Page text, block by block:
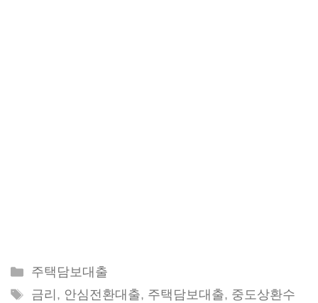
Categories
주택담보대출
Tags
금리 , 안심전환대출, 주택담보대출, 중도상환수